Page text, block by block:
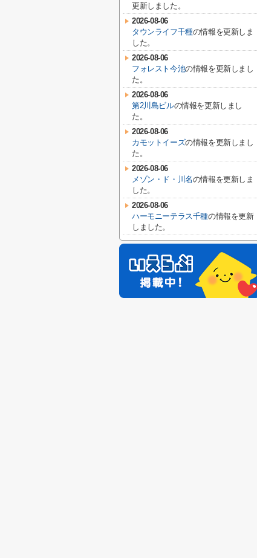
更新しました。
2026-08-06
タウンライフ千種の情報を更新しま
した。
2026-08-06
フォレスト今池の情報を更新しまし
た。
2026-08-06
第2川島ビルの情報を更新しまし
た。
2026-08-06
カモットイーズの情報を更新しまし
た。
2026-08-06
メゾン・ド・川名の情報を更新しま
した。
2026-08-06
ハーモニーテラス千種の情報を更新
しました。